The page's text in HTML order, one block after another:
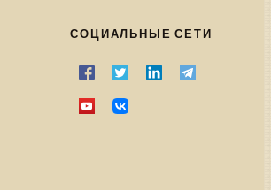
СОЦИАЛЬНЫЕ СЕТИ